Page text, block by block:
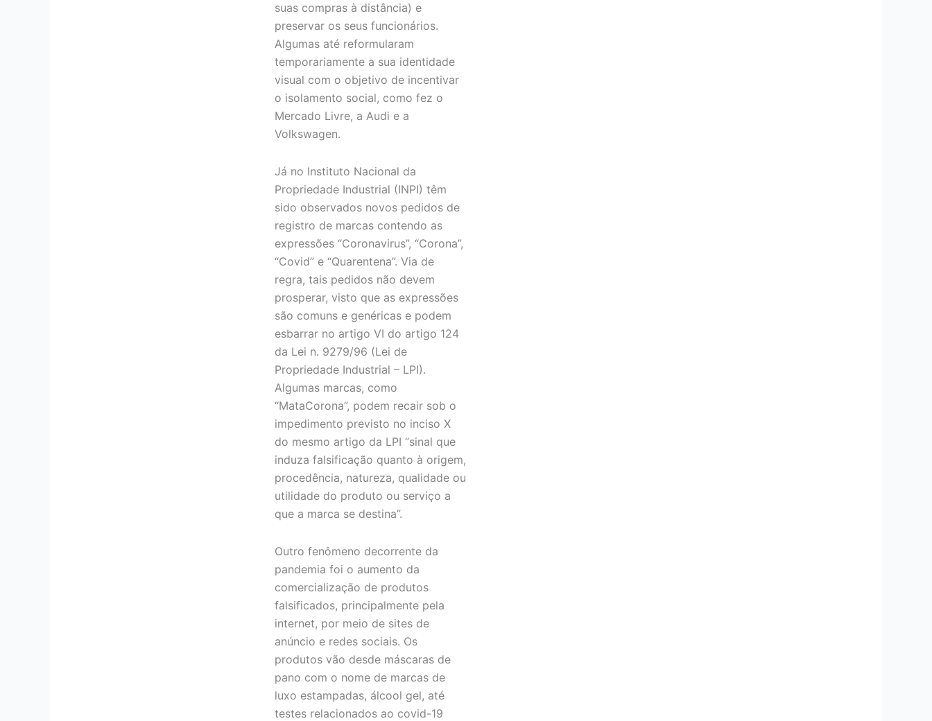
suas compras à distância) e
preservar os seus funcionários.
Algumas até reformularam
temporariamente a sua identidade
visual com o objetivo de incentivar
o isolamento social, como fez o
Mercado Livre, a Audi e a
Volkswagen.
Já no Instituto Nacional da
Propriedade Industrial (INPI) têm
sido observados novos pedidos de
registro de marcas contendo as
expressões “Coronavirus”, “Corona”,
“Covid” e “Quarentena”. Via de
regra, tais pedidos não devem
prosperar, visto que as expressões
são comuns e genéricas e podem
esbarrar no artigo VI do artigo 124
da Lei n. 9279/96 (Lei de
Propriedade Industrial – LPI).
Algumas marcas, como
“MataCorona”, podem recair sob o
impedimento previsto no inciso X
do mesmo artigo da LPI “sinal que
induza falsificação quanto à origem,
procedência, natureza, qualidade ou
utilidade do produto ou serviço a
que a marca se destina”.
Outro fenômeno decorrente da
pandemia foi o aumento da
comercialização de produtos
falsificados, principalmente pela
internet, por meio de sites de
anúncio e redes sociais. Os
produtos vão desde máscaras de
pano com o nome de marcas de
luxo estampadas, álcool gel, até
testes relacionados ao covid-19